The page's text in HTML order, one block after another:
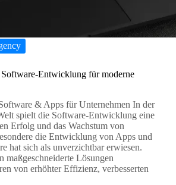
Entwicklung für moderne
& Apps für Unternehmen In der
spielt die Software-Entwicklung eine
Erfolg und das Wachstum von
die Entwicklung von Apps und
hat sich als unverzichtbar erwiesen.
maßgeschneiderte Lösungen
von erhöhter Effizienz, verbesserten